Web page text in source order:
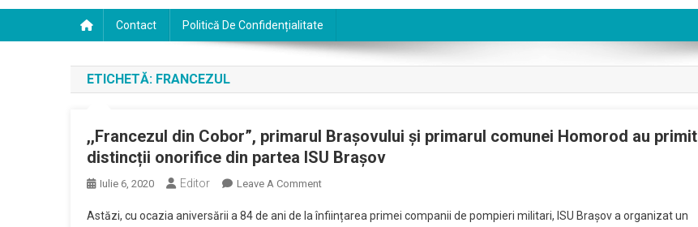
Contact Politică De Confidențialitate
ETICHETĂ: FRANCEZUL
,,Francezul din Cobor”, primarul Brașovului și primarul comunei Homorod au primit
distincții onorifice din partea ISU Brașov
Iulie 6, 2020 Editor Leave A CommentOn
Din
Astăzi, cu ocazia aniversării a 84 de ani de la înființarea primei companii de pompieri militari, ISU Brașov a organizat un